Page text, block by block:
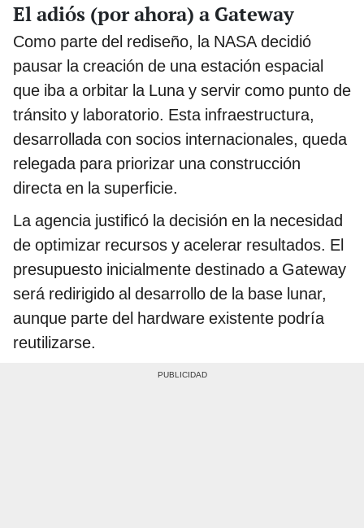
El adiós (por ahora) a Gateway
Como parte del rediseño, la NASA decidió
pausar la creación de una estación espacial
que iba a orbitar la Luna y servir como punto de
tránsito y laboratorio. Esta infraestructura,
desarrollada con socios internacionales, queda
relegada para priorizar una construcción
directa en la superficie.
La agencia justificó la decisión en la necesidad
de optimizar recursos y acelerar resultados. El
presupuesto inicialmente destinado a Gateway
será redirigido al desarrollo de la base lunar,
aunque parte del hardware existente podría
reutilizarse.